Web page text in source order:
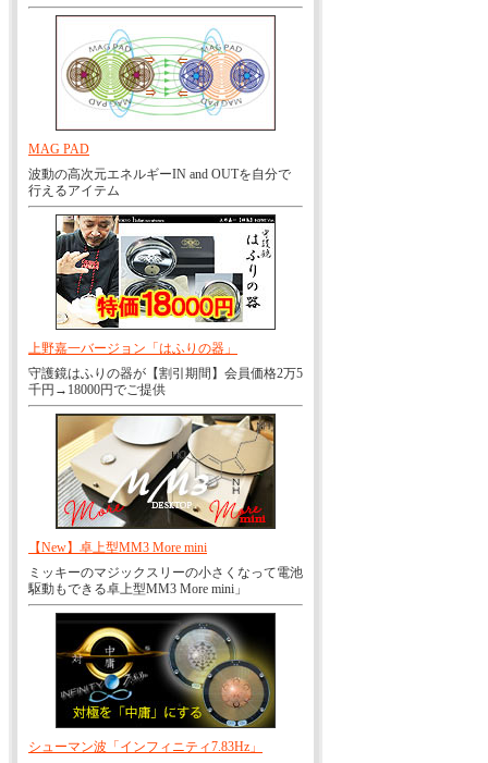
MAG PAD
波動の高次元エネルギーIN and OUTを自分で
行えるアイテム
上野嘉一バージョン「はふりの器」
守護鏡はふりの器が【割引期間】会員価格2万5
千円→18000円でご提供
【New】卓上型MM3 More mini
ミッキーのマジックスリーの小さくなって電池
駆動もできる卓上型MM3 More mini」
シューマン波「インフィニティ7.83Hz」